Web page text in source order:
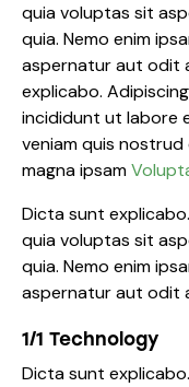
quia voluptas sit
quia. Nemo enim
aspernatur aut odit
explicabo.
incididunt ut labore
veniam quis nostrud
magna ipsam
Dicta sunt
quia voluptas sit
quia. Nemo enim
aspernatur aut odit
1/1 Technology
Dicta sunt